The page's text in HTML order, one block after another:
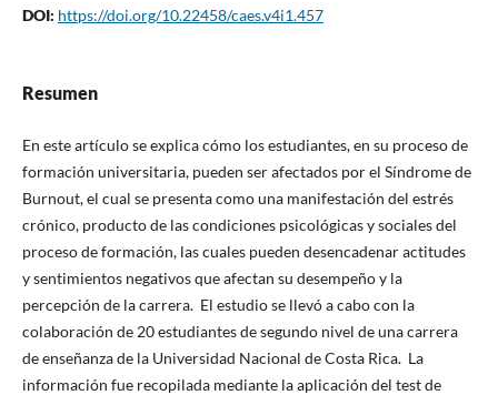
DOI: https://doi.org/10.22458/caes.v4i1.457
Resumen
En este artículo se explica cómo los estudiantes, en su proceso de
formación universitaria, pueden ser afectados por el Síndrome de
Burnout, el cual se presenta como una manifestación del estrés
crónico, producto de las condiciones psicológicas y sociales del
proceso de formación, las cuales pueden desencadenar actitudes
y sentimientos negativos que afectan su desempeño y la
percepción de la carrera. El estudio se llevó a cabo con la
colaboración de 20 estudiantes de segundo nivel de una carrera
de enseñanza de la Universidad Nacional de Costa Rica. La
información fue recopilada mediante la aplicación del test de